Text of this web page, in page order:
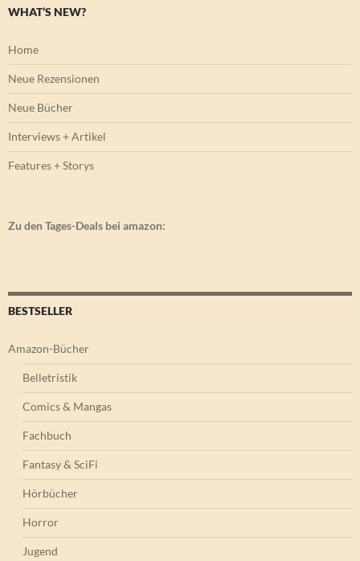
WHAT’S NEW?
Home
Neue Rezensionen
Neue Bücher
Interviews + Artikel
Features + Storys
Zu den Tages-Deals bei amazon:
BESTSELLER
Amazon-Bücher
Belletristik
Comics & Mangas
Fachbuch
Fantasy & SciFi
Hörbücher
Horror
Jugend